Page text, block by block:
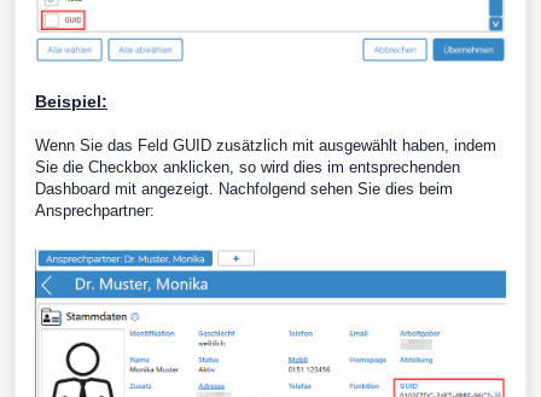
Beispiel:
Wenn Sie das Feld GUID zusätzlich mit ausgewählt haben, indem
Sie die Checkbox anklicken, so wird dies im entsprechenden
Dashboard mit angezeigt. Nachfolgend sehen Sie dies beim
Ansprechpartner: